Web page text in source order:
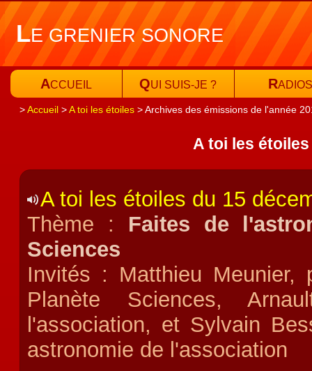
LE GRENIER SONORE
ACCUEIL QUI SUIS-JE ? RADIOS
Accueil A toi les étoiles Archives des émissions de l'année
A toi les
A toi les étoiles du 15
Thème : Faites de
Sciences
Invités : Matthieu Meunier,
Planète Sciences,
l'association, et Sylvain
astronomie de l'association